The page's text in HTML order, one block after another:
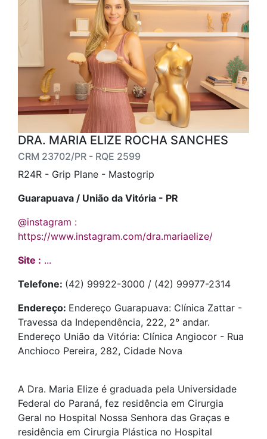
DRA. MARIA ELIZE ROCHA SANCHES
CRM 23702/PR - RQE 2599
R24R - Grip Plane - Mastogrip
Guarapuava / União da Vitória - PR
@instagram :
https://www.instagram.com/dra.mariaelize/
Site : ...
Telefone: (42) 99922-3000 / (42) 99977-2314
Endereço: Endereço Guarapuava: Clínica Zattar -
Travessa da Independência, 222, 2° andar.
Endereço União da Vitória: Clínica Angiocor - Rua
Anchioco Pereira, 282, Cidade Nova
A Dra. Maria Elize é graduada pela Universidade
Federal do Paraná, fez residência em Cirurgia
Geral no Hospital Nossa Senhora das Graças e
residência em Cirurgia Plástica no Hospital